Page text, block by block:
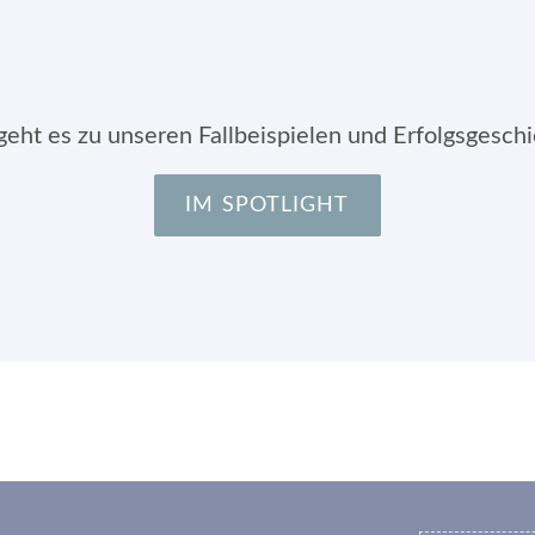
es zu unseren Fallbeispielen und
IM SPOTLIGHT